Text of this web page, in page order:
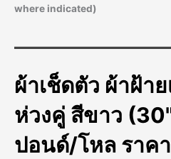
where indicated)
ผ้าเช็ดตัว ผ้าฝ้า
ห่วงคู่ สีขาว
ปอนด์/โหล ราค